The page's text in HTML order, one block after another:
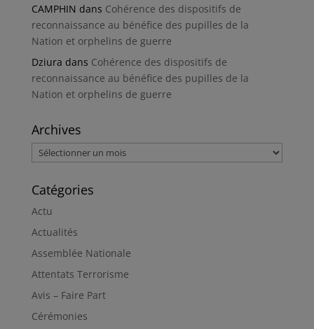
CAMPHIN dans Cohérence des dispositifs de
reconnaissance au bénéfice des pupilles de la
Nation et orphelins de guerre
Dziura dans Cohérence des dispositifs de
reconnaissance au bénéfice des pupilles de la
Nation et orphelins de guerre
Archives
Archives
Catégories
Actu
Actualités
Assemblée Nationale
Attentats Terrorisme
Avis – Faire Part
Cérémonies